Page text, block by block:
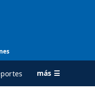
más ☰